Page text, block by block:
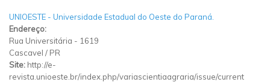
UNIOESTE - Universidade Estadual do Oeste do Paraná.
Endereço:
Rua Universitária - 1619
Cascavel / PR
Site: http://e-
revista.unioeste.br/index.php/variascientiaagraria/issue/current